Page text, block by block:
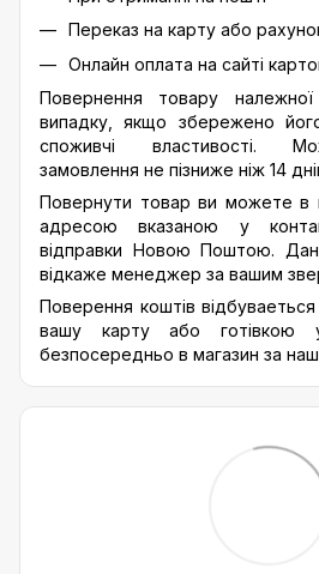
Переказ на карту або
Онлайн оплата на сайті
Повернення товару
випадку, якщо збережено
споживчі властивості.
замовлення не пізниже ніж 14
Повернути товар ви можете в
адресою вказаною у
відправки Новою Поштою.
відкаже менеджер за вашим
Поверення коштів
вашу карту або готівкою
безпосередньо в магазин за